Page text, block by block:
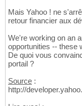
Mais Yahoo ! ne
retour financier aux
We're working on an
opportunities -- these
De quoi vous
portail ?
Source :
http://